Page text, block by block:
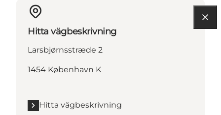
Hitta vägbeskrivning
Larsbjørnsstræde 2
1454 København K
Hitta vägbeskrivning